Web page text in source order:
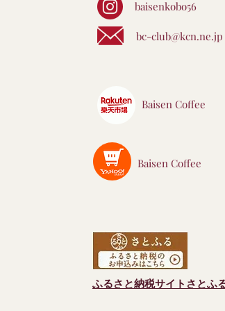
baisenkobo56
bc-club@kcn.ne.jp
Baisen Coffee
Baisen Coffee
ふるさと納税サイトさとふ